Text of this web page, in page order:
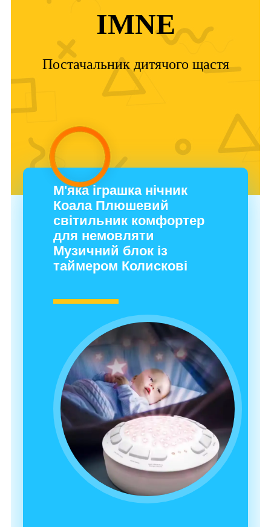
IMNE
Постачальник дитячого щастя
М'яка іграшка нічник
Коала Плюшевий
світильник комфортер
для немовляти
Музичний блок із
таймером Колискові